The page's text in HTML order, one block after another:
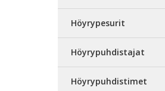
Höyrypesurit
Höyrypuhdistajat
Höyrypuhdistimet